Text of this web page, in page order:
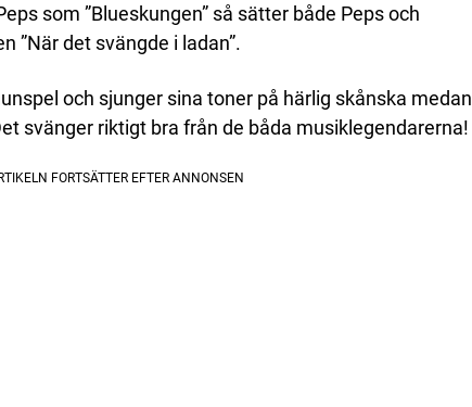
som ”Blueskungen” så sätter både Peps och
”När det svängde i ladan”.
och sjunger sina toner på härlig skånska medan
svänger riktigt bra från de båda musiklegendarerna!